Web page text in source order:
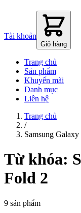
Tài khoản
Giỏ hàng
Trang chủ
Sản phẩm
Khuyến mãi
Danh mục
Liên hệ
Trang chủ
/
Samsung
Từ khóa:
Fold 2
9 sản phẩm